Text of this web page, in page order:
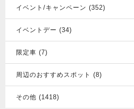
イベント/キャンペーン (352)
イベントデー (34)
限定車 (7)
周辺のおすすめスポット (8)
その他 (1418)